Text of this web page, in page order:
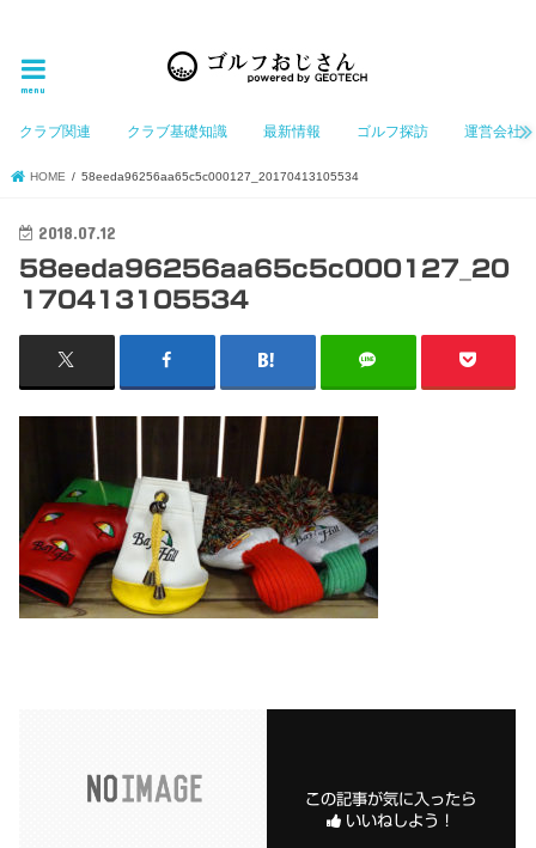
menu
クラブ関連 クラブ基礎知識 最新情報 ゴルフ探訪 運営会社
HOME 58eeda96256aa65c5c000127_20170413105534
2018.07.12
58eeda96256aa65c5c000127_20
170413105534
この記事が気に入ったら
いいねしよう！